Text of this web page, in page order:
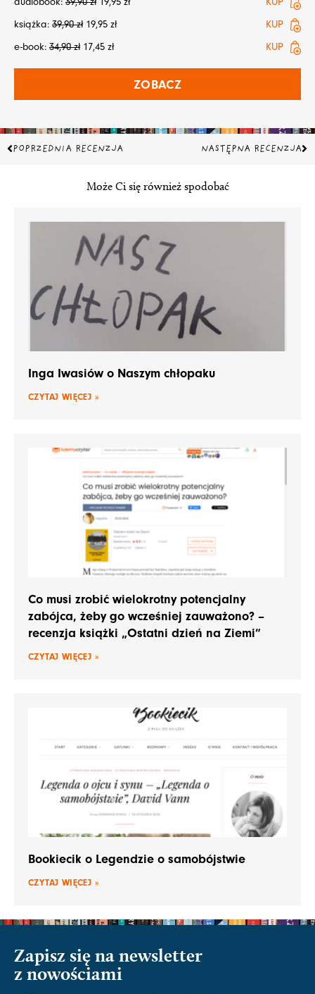
książka: 39,90zł 19,95 zł
KUP
e-book: 34,90zł 17,45 zł KUP
ZOBACZ
Prev
POPRZEDNIA RECENZJA NASTĘPNA RECENZJA
Może Ci się również spodobać
Inga Iwasiów o Naszym chłopaku
CZYTAJ WIĘCEJ »
Co musi zrobić wielokrotny potencjalny
zabójca, żeby go wcześniej zauważono? –
recenzja książki „Ostatni dzień na Ziemi”
CZYTAJ WIĘCEJ »
Bookiecik o Legendzie o samobójstwie
CZYTAJ WIĘCEJ »
Zapisz się na newsletter
z nowościami